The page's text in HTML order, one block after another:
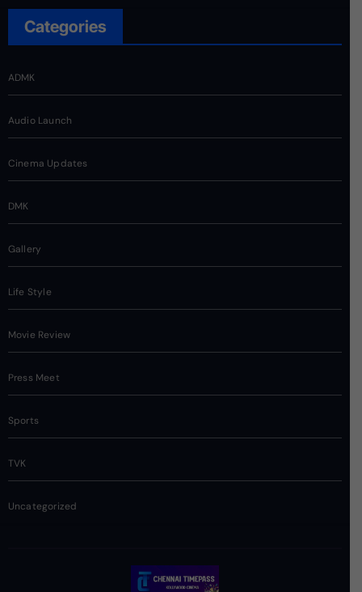
Categories
ADMK
Audio Launch
Cinema Updates
DMK
Gallery
Life Style
Movie Review
Press Meet
Sports
TVK
Uncategorized